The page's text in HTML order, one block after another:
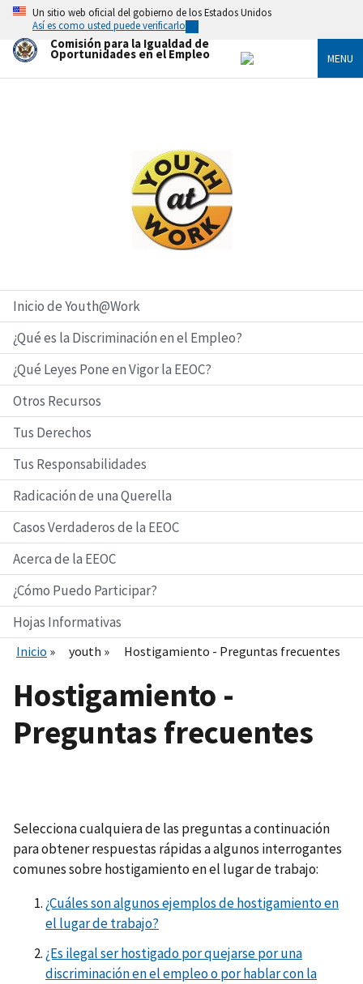
Skip
main
content
Un sitio web oficial del gobierno de los Estados Unidos
Así es como usted puede verificarlo
Comisión para la Igualdad de
Oportunidades en el Empleo MENU
Inicio de Youth@Work
¿Qué es la Discriminación en el Empleo?
¿Qué Leyes Pone en Vigor la EEOC?
Otros Recursos
Tus Derechos
Tus Responsabilidades
Radicación de una Querella
Casos Verdaderos de la EEOC
Acerca de la EEOC
¿Cómo Puedo Participar?
Hojas Informativas
Inicio youth Hostigamiento - Preguntas frecuentes
Hostigamiento -
Preguntas frecuentes
Selecciona cualquiera de las preguntas a continuación
para obtener respuestas rápidas a algunos interrogantes
comunes sobre hostigamiento en el lugar de trabajo:
¿Cuáles son algunos ejemplos de hostigamiento en
el lugar de trabajo?
¿Es ilegal ser hostigado por quejarse por una
discriminación en el empleo o por hablar con la